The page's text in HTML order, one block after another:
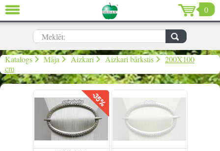
0
Meklēt:
Katalogs Māja Aizkari Aizkari bārkstis
200X100
cm
AIZVĒRT
Dārzs (637)
Māja (198)
De Luxe (15)
Izpārdošana (59)